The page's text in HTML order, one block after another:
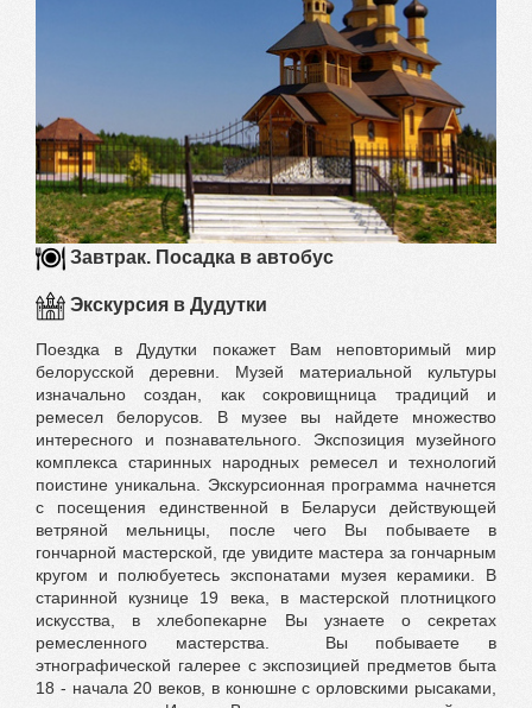
Завтрак. Посадка в автобус
Экскурсия в Дудутки
Поездка в Дудутки покажет Вам неповторимый мир
белорусской деревни. Музей материальной культуры
изначально создан, как сокровищница традиций и
ремесел белорусов. В музее вы найдете множество
интересного и познавательного. Экспозиция музейного
комплекса старинных народных ремесел и технологий
поистине уникальна. Экскурсионная программа начнется
с посещения единственной в Беларуси действующей
ветряной мельницы, после чего Вы побываете в
гончарной мастерской, где увидите мастера за гончарным
кругом и полюбуетесь экспонатами музея керамики. В
старинной кузнице 19 века, в мастерской плотницкого
искусства, в хлебопекарне Вы узнаете о секретах
ремесленного мастерства. Вы побываете в
этнографической галерее с экспозицией предметов быта
18 - начала 20 веков, в конюшне с орловскими рысаками,